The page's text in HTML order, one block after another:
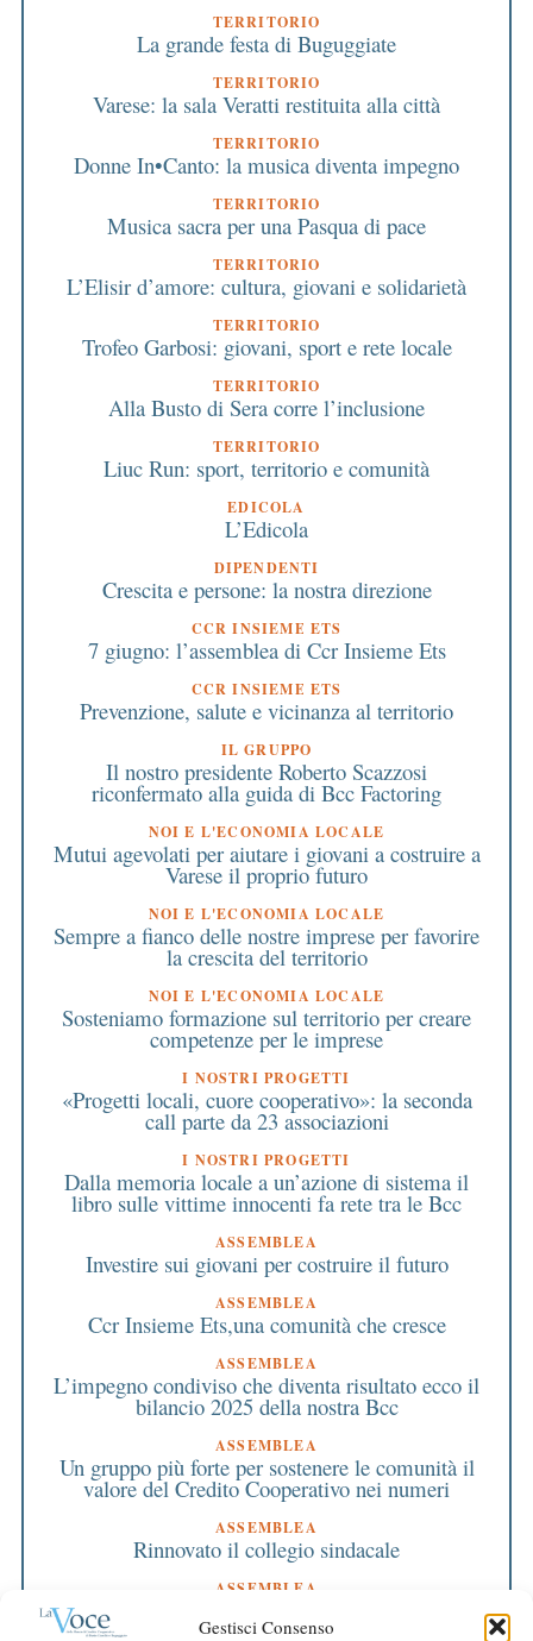
Gestisci Consenso
TERRITORIO
La grande festa di Buguggiate
TERRITORIO
Varese: la sala Veratti restituita alla città
TERRITORIO
Donne In•Canto: la musica diventa impegno
TERRITORIO
Musica sacra per una Pasqua di pace
TERRITORIO
L’Elisir d’amore: cultura, giovani e solidarietà
TERRITORIO
Trofeo Garbosi: giovani, sport e rete locale
TERRITORIO
Alla Busto di Sera corre l’inclusione
TERRITORIO
Liuc Run: sport, territorio e comunità
EDICOLA
L’Edicola
DIPENDENTI
Crescita e persone: la nostra direzione
CCR INSIEME ETS
7 giugno: l’assemblea di Ccr Insieme Ets
CCR INSIEME ETS
Prevenzione, salute e vicinanza al territorio
IL GRUPPO
Il nostro presidente Roberto Scazzosi
riconfermato alla guida di Bcc Factoring
NOI E L'ECONOMIA LOCALE
Mutui agevolati per aiutare i giovani a costruire a
Varese il proprio futuro
NOI E L'ECONOMIA LOCALE
Sempre a fianco delle nostre imprese per favorire
la crescita del territorio
NOI E L'ECONOMIA LOCALE
Sosteniamo formazione sul territorio per creare
competenze per le imprese
I NOSTRI PROGETTI
«Progetti locali, cuore cooperativo»: la seconda
call parte da 23 associazioni
I NOSTRI PROGETTI
Dalla memoria locale a un’azione di sistema il
libro sulle vittime innocenti fa rete tra le Bcc
ASSEMBLEA
Investire sui giovani per costruire il futuro
ASSEMBLEA
Ccr Insieme Ets,una comunità che cresce
ASSEMBLEA
L’impegno condiviso che diventa risultato ecco il
bilancio 2025 della nostra Bcc
ASSEMBLEA
Un gruppo più forte per sostenere le comunità il
valore del Credito Cooperativo nei numeri
ASSEMBLEA
Rinnovato il collegio sindacale
ASSEMBLEA
Bilancio approvato all’unanimità e 2 milioni
destinati al territorio